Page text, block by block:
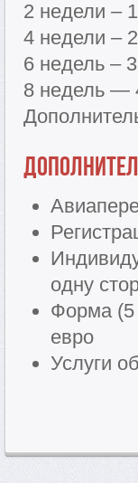
2 недели –
4 недели –
6 недель –
8 недель —
одну
Форма (5
евро
Услуги